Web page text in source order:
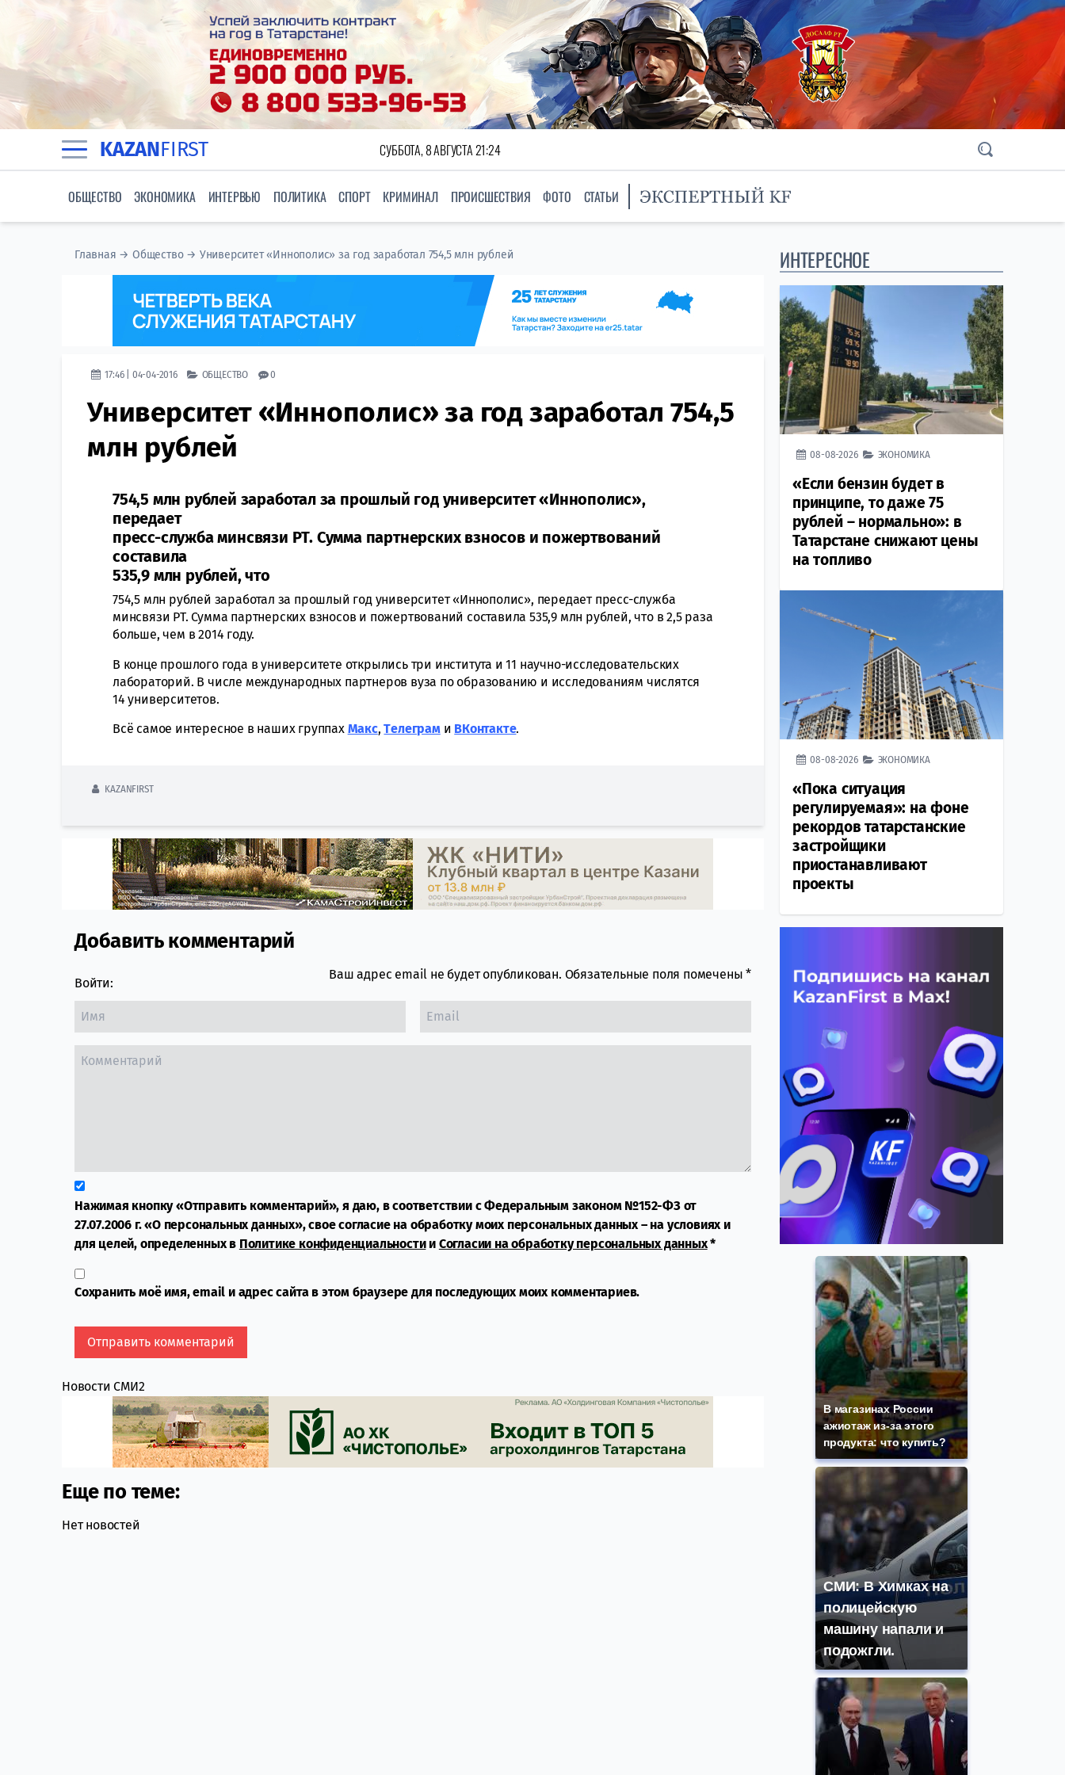
KAZANFIRST СУББОТА, 8 АВГУСТА 21:24
ОБЩЕСТВО ЭКОНОМИКА ИНТЕРВЬЮ ПОЛИТИКА СПОРТ КРИМИНАЛ ПРОИСШЕСТВИЯ ФОТО СТАТЬИ
Главная →Общество→ Университет «Иннополис» за год заработал 754,5 млн рублей
17:46 | 04-04-2016 ОБЩЕСТВО 0
Университет «Иннополис» за год заработал 754,5
млн рублей
754,5 млн рублей заработал за прошлый год университет «Иннополис»,
передает
пресс-служба минсвязи РТ. Сумма партнерских взносов и пожертвований
составила
535,9 млн рублей, что
754,5 млн рублей заработал за прошлый год университет «Иннополис», передает пресс-служба
минсвязи РТ. Сумма партнерских взносов и пожертвований составила 535,9 млн рублей, что в 2,5 раза
больше, чем в 2014 году.
В конце прошлого года в университете открылись три института и 11 научно-исследовательских
лабораторий. В числе международных партнеров вуза по образованию и исследованиям числятся
14 университетов.
Всё самое интересное в наших группах Макс,Tелеграми ВКонтакте.
KAZANFIRST
Comment section
Добавить комментарий
Войти:
Ваш адрес email не будет опубликован. Обязательные поля помечены*
Нажимая кнопку «Отправить комментарий», я даю, в соответствии с Федеральным законом №152-ФЗ от
27.07.2006 г. «О персональных данных», свое согласие на обработку моих персональных данных – на условиях и
для целей, определенных в Политике конфиденциальностии Согласии на обработку персональных данных*
Сохранить моё имя, email и адрес сайта в этом браузере для последующих моих комментариев.
Новости СМИ2
Еще по теме:
Нет новостей
ИНТЕРЕСНОЕ
08-08-2026 ЭКОНОМИКА
«Если бензин будет в
принципе, то даже 75
рублей – нормально»: в
Татарстане снижают цены
на топливо
08-08-2026 ЭКОНОМИКА
«Пока ситуация
регулируемая»: на фоне
рекордов татарстанские
застройщики
приостанавливают
проекты
В магазинах России
ажиотаж из-за этого
продукта: что купить?
СМИ: В Химках на
полицейскую
машину напали и
подожгли.